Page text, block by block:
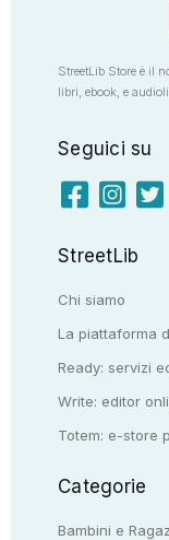
StreetLib Store è il
libri, ebook, e
Seguici su
StreetLib
Chi siamo
La piattaforma
Ready: servizi
Write: editor
Totem: e-store
Categorie
Bambini e